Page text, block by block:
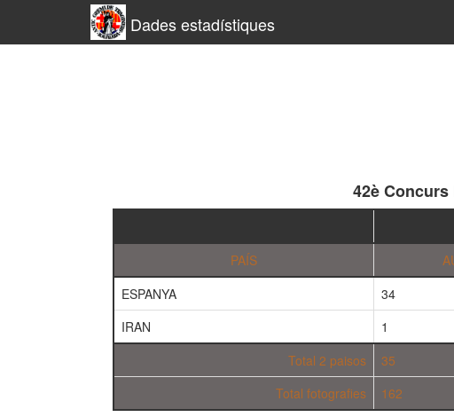
Dades estadístiques
42è Concurs
PAÍS
ESPANYA
34
IRAN
1
Total 2 paisos
35
Total fotografies
162